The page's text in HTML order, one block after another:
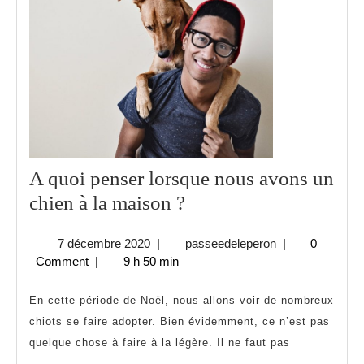
A quoi penser lorsque nous avons un
chien à la maison ?
penser
nous
avons
un
7 décembre 20207
décembre
| passeedeleperon |
0
Comment | 9 h 50 min
En cette période de Noël, nous allons voir de nombreux
chiots se faire adopter. Bien évidemment, ce n’est pas
quelque chose à faire à la légère. Il ne faut pas